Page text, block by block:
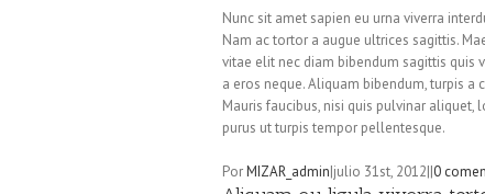
Nunc sit amet sapien eu urna viverra
Nam ac tortor a augue ultrices sagittis.
vitae elit nec diam bibendum sagittis quis
a eros neque. Aliquam bibendum, turpis
Mauris faucibus, nisi quis pulvinar
purus ut turpis tempor pellentesque.
PorMIZAR_admin|julio 31st, 2012||0